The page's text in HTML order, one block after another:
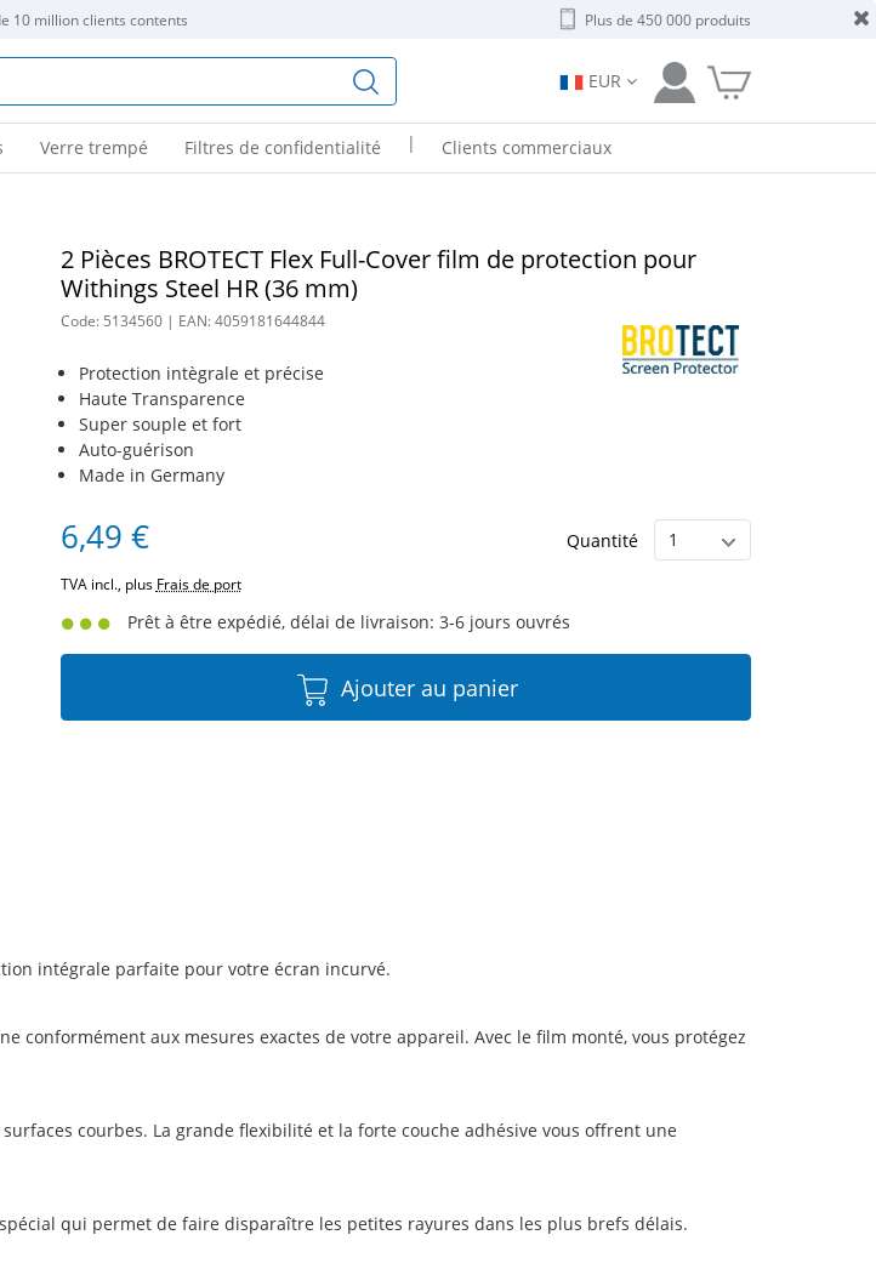
10 million clients contents Plus de 450 000 produits
EUR
Verre trempé Filtres de confidentialité | Clients commerciaux
2 Pièces BROTECT Flex Full-Cover film de protection pour
Withings Steel HR (36 mm)
Code: 5134560| EAN:4059181644844
Protection intègrale et précise
Haute Transparence
Super souple et fort
Auto-guérison
Made in Germany
6,49 € Quantité
TVA incl., plus Frais de port
Prêt à être expédié, délai de livraison: 3-6 jours ouvrés
Ajouter au panier
intégrale parfaite pour votre écran incurvé.
conformément aux mesures exactes de votre appareil. Avec le film monté, vous protégez
courbes. La grande flexibilité et la forte couche adhésive vous offrent une
qui permet de faire disparaître les petites rayures dans les plus brefs délais.